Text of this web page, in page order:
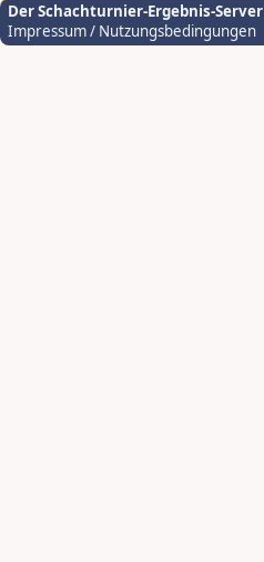
Der Schachturnier-Ergebnis-Server
Impressum / Nutzungsbedingungen